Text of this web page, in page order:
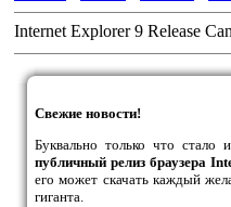
Internet Explorer 9 Release
Свежие новости!
Буквально только что стало
публичный релиз браузера
его может скачать каждый
гиганта.